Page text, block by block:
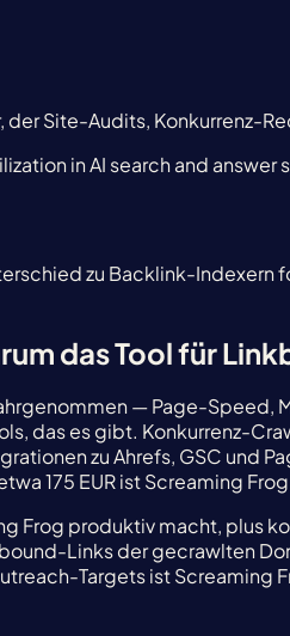
Site-Audits, Konkurrenz-
in AI search and answer
zu Backlink-
das Tool für
— Page-
das es gibt. Konkurrenz-
zu Ahrefs, GSC und
175 EUR ist Screaming
Frog produktiv macht, plus
Links der gecrawlten
Targets ist Screaming